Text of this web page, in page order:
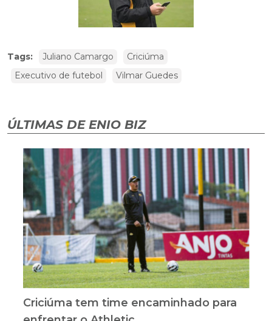
Tags: Juliano Camargo
Criciúma
Executivo de futebol
Vilmar Guedes
ÚLTIMAS DE ENIO BIZ
Criciúma tem time encaminhado para